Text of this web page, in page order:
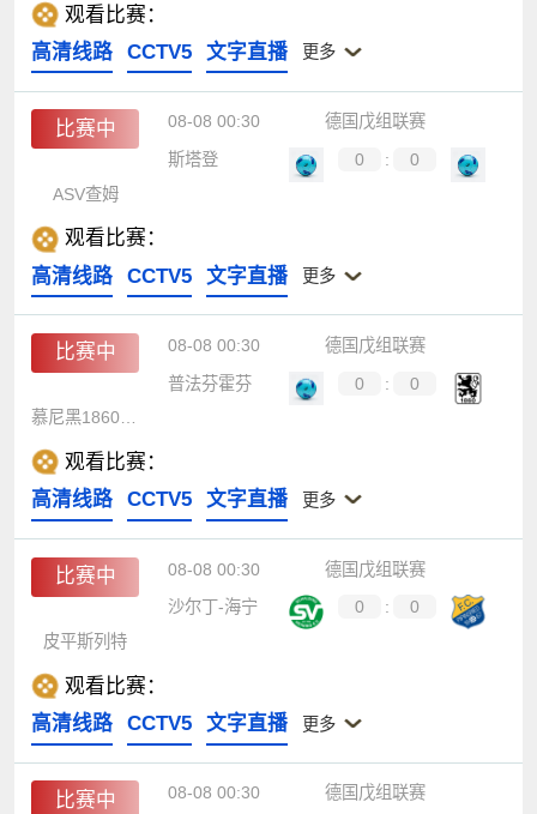
观看比赛：
高清线路
CCTV5 文字直播 更多
比赛中 08-08 00:30
德国戊组联赛
斯塔登
0 :
0
ASV查姆
观看比赛：
高清线路
CCTV5 文字直播 更多
比赛中 08-08 00:30
德国戊组联赛
普法芬霍芬
0 :
0
慕尼黑1860青年队
观看比赛：
高清线路
CCTV5 文字直播 更多
比赛中 08-08 00:30
德国戊组联赛
沙尔丁-海宁
0 :
0
皮平斯列特
观看比赛：
高清线路
CCTV5 文字直播 更多
比赛中 08-08 00:30
德国戊组联赛